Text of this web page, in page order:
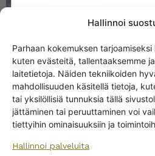
Hallinnoi
Parhaan kokemuksen
kuten evästeitä, tallentaaksemme
laitetietoja. Näiden tekniikoiden
mahdollisuuden käsitellä tietoja,
tai yksilöllisiä tunnuksia tällä
jättäminen tai peruuttaminen voi
tiettyihin ominaisuuksiin ja
Hallinnoi palveluita
Get -
off?
Yes! I want